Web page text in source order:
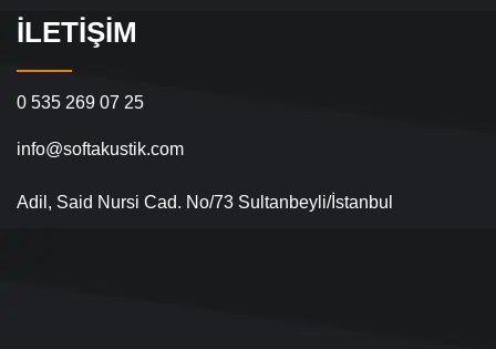
İLETIŞIM
0 535 269 07 25
info@softakustik.com
Adil, Said Nursi Cad. No/73 Sultanbeyli/İstanbul